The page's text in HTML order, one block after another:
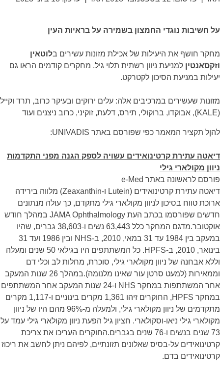
על חשיבות נוגדי החמצון בשמירה על בראיות העין
מחקר חושף את היעילות של אכילת מזונות עשירים בלוטאין
וזקסאנטין למניעת ניוון רשתית תלוי גיל. מחקרים קודמים הראו גם
יעילות במניעת הסיכון לקטרקט.
מזונות שעשירים במרכיבים אלה: עלים ירוקים ובעיקר כרוב, תרד וקייל
(KALE), אבוקדו, ברוקולי, תירס, דלעת, זוקיני, כרוב ניצנים ועוד
להןל תקציר המאמר כפי שפורסם באתר UNIVADIS:
דיאטה עתירת קרטינואידים עשויה לספק הגנה מפני התקדמות
ניוון מקולארי גילי
פורסם לראשונה באתר e-Med
דיאטה עתירת קרטינואידים (Lutein ו-Zeaxanthin) מלווה בירידה
ארוכת טווח בסיכון לניוון מקולארי גילי מתקדם, כך עולה מנתונים
חדשים שפורסמו בכתב העת JAMA Ophthalmology במהלך חודש
אוקטובר.מדגם המחקר כלל 63,443 נשים ו-38,603 גברים, שהיו
במעקב בין 1984 עד 31 במאי, 2010, ב-NHS ובין 1986 ועד 31
בינואר, 2010, ב-HPFS. כל המשתתפים היו בגילאי 50 שנים ומעלה
וללא אבחנה של ניוון מקולארי גילי, סוכרת, מחלות לב וכלי דם
וממאירות (למעט סרטן עור שאינו מלנומה).במהלך 26 שנות המעקב
אחר המשתתפות במחקר NHS ו-24 שנות המעקב אחר המשתתפים
במחקר HPFS, החוקרים זיהו 1,361 מקרים בינוניים ו-1,117 מקרים
מתקדמים של ניוון מקולארי גילי, ולמעלה מ-96% מהם היו של ניוון
מקולארי גילי ניאו-וסקולארי. חציון גיל הפעת ניוון מקולארי גילי עמד על
73 שנים בנשים ו-76 שנים בגברים.החוקרים העריכו את צריכת
קרטינואידים על-בסיס שאלונים תזונתיים, לפיהם ניתן לחשב את ריכוז
קרטינואידים בדם.